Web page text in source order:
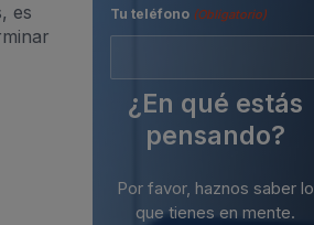
es
Tu teléfono (Obligatorio)
¿En qué estás
pensando?
Por favor, haznos saber lo
que tienes en mente.